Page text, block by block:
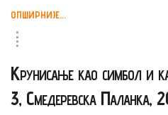
догађаји
Контакт
ОПШИРНИЈЕ...
Крунисање као симбол и
3, Смедеревска Паланка,